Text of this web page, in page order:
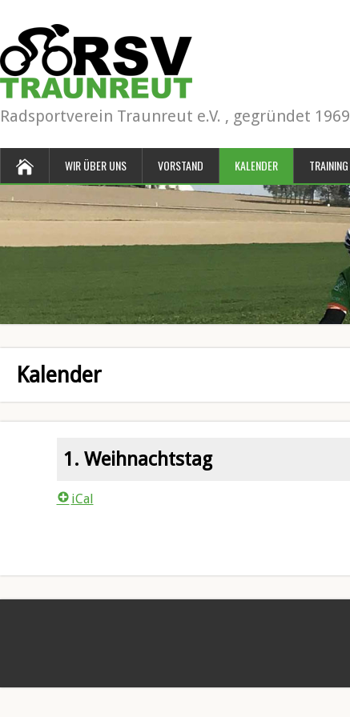
Radsportverein Traunreut e.V. , gegründet 1969
WIR ÜBER UNS VORSTAND KALENDER TRAINING
Kalender
1. Weihnachtstag
iCal